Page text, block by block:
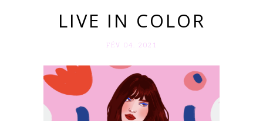
LIVE IN COLOR
FÉV 04. 2021